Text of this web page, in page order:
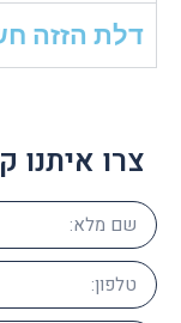
דלת הזזה
צרו איתנו